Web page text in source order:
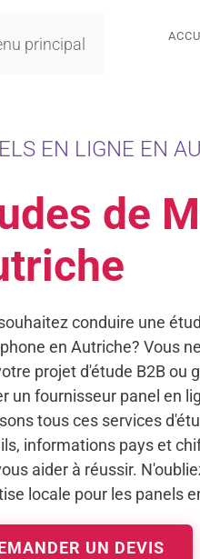
principal
EN LIGNE EN
de
conduire une
en Autriche? Vous
projet d'étude B2B ou
un fournisseur panel en
tous ces services
informations pays et
aider à réussir.
locale pour les panels
UN DEVIS